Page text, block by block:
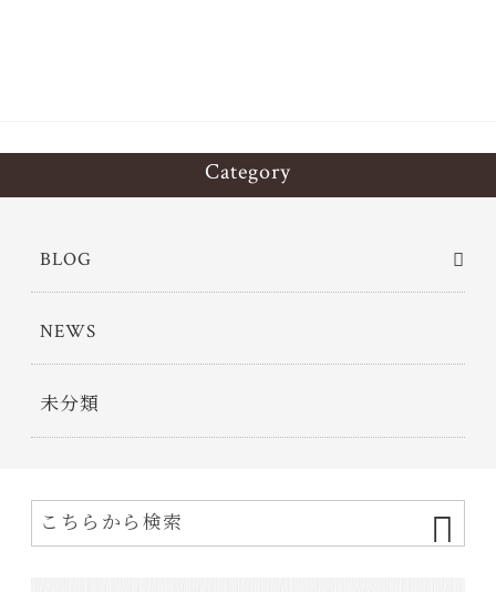
Category
BLOG
NEWS
未分類